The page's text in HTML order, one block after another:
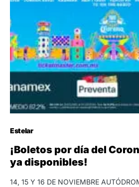
Estelar
¡Boletos por día del
ya disponibles!
14, 15 Y 16 DE NOVIEMBRE